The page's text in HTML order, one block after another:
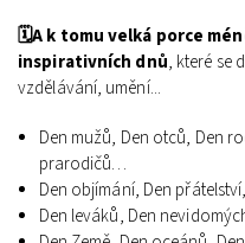
🗓️A k tomu velká porce
inspirativních dnů, které se
vzdělávání, umění...
Den mužů, Den otců, Den
prarodičů…
Den objímání, Den
Den leváků, Den